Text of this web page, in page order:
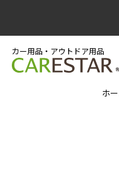
カー用品・アウトドア用品
ホ